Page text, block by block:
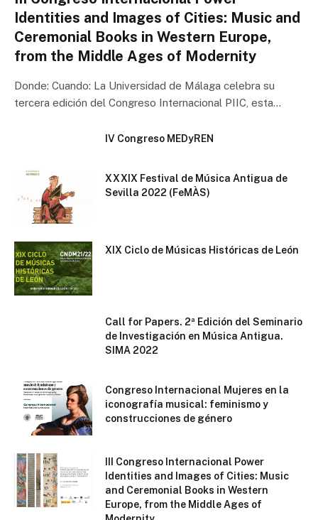
Identities and Images of Cities: Music and
Ceremonial Books in Western Europe,
from the Middle Ages of Modernity
Donde: Cuando: La Universidad de Málaga celebra su
tercera edición del Congreso Internacional PIIC, esta…
IV Congreso MEDyREN
XXXIX Festival de Música Antigua de
Sevilla 2022 (FeMÀS)
XIX Ciclo de Músicas Históricas de León
Call for Papers. 2ª Edición del Seminario
de Investigación en Música Antigua.
SIMA 2022
Congreso Internacional Mujeres en la
iconografía musical: feminismo y
construcciones de género
III Congreso Internacional Power
Identities and Images of Cities: Music
and Ceremonial Books in Western
Europe, from the Middle Ages of